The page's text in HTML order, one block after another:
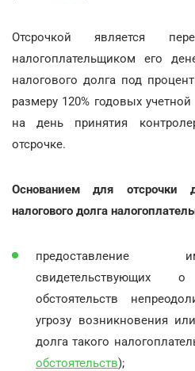
Отсрочкой является
налогоплательщиком его
налогового долга под
размеру 120% годовых
на день принятия
отсрочке.
Основанием для отсрочки
налогового долга
предоставление
свидетельствующих
обстоятельств
угрозу возникновения
долга такого
обстоятельств);